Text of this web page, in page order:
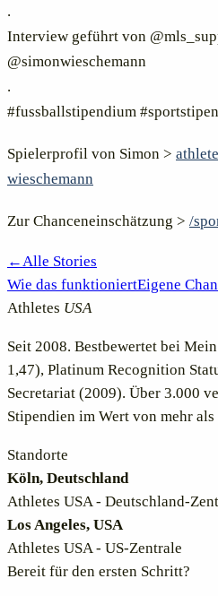
.
Interview geführt von
@simonwieschemann
.
#fussballstipendium
Spielerprofil von Simon >
wieschemann
Zur Chanceneinschätzung > /
←Alle Stories
Wie das funktioniertEigene
Athletes USA
Seit 2008. Bestbewertet bei
1,47), Platinum Recognition
Secretariat (2009). Über 3.000
Stipendien im Wert von mehr
Standorte
Köln, Deutschland
Athletes USA - Deutschland-
Los Angeles, USA
Athletes USA - US-Zentrale
Bereit für den ersten Schritt?